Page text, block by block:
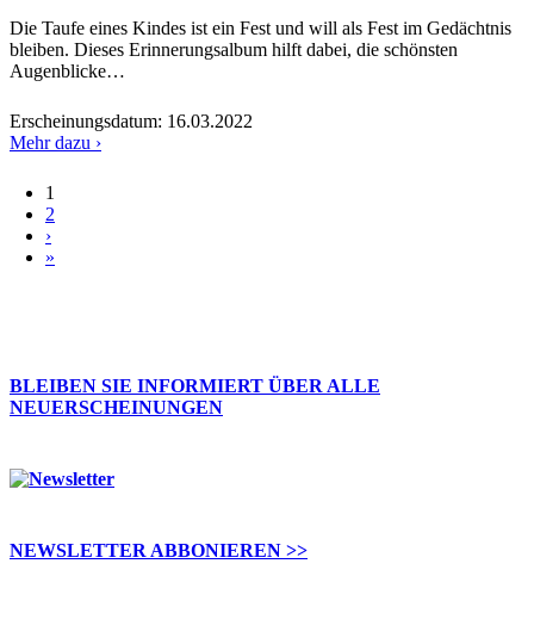
Die Taufe eines Kindes ist ein Fest und will als Fest im Gedächtnis
bleiben. Dieses Erinnerungsalbum hilft dabei, die schönsten
Augenblicke…
Erscheinungsdatum: 16.03.2022
Mehr dazu ›
Seiten
1
2
›
»
BLEIBEN SIE INFORMIERT ÜBER ALLE
NEUERSCHEINUNGEN
NEWSLETTER ABBONIEREN >>